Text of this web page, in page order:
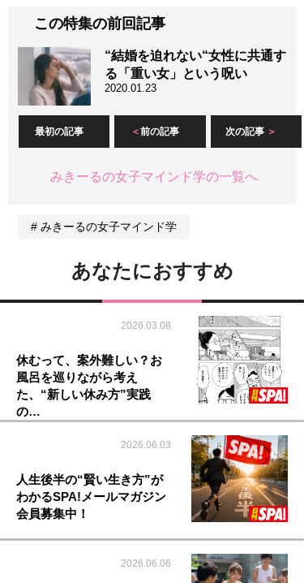
この特集の前回記事
“結婚を迫れない“女性に共通す
る「重い女」という呪い
2020.01.23
最初の記事 前の記事 次の記事
みきーるの女子マインド学の一覧へ
みきーるの女子マインド学
あなたにおすすめ
2026.03.08
休むって、案外難しい？お
風呂を巡りながら考え
た、“新しい休み方”実践
の…
2026.06.03
人生後半の“賢い生き方”が
わかるSPA!メールマガジン
会員募集中！
2026.06.06